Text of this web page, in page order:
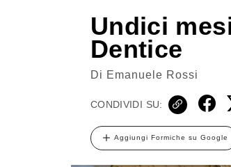
Undici
Dentice
Di Emanuele Rossi
CONDIVIDI SU:
Aggiungi Formiche su Google